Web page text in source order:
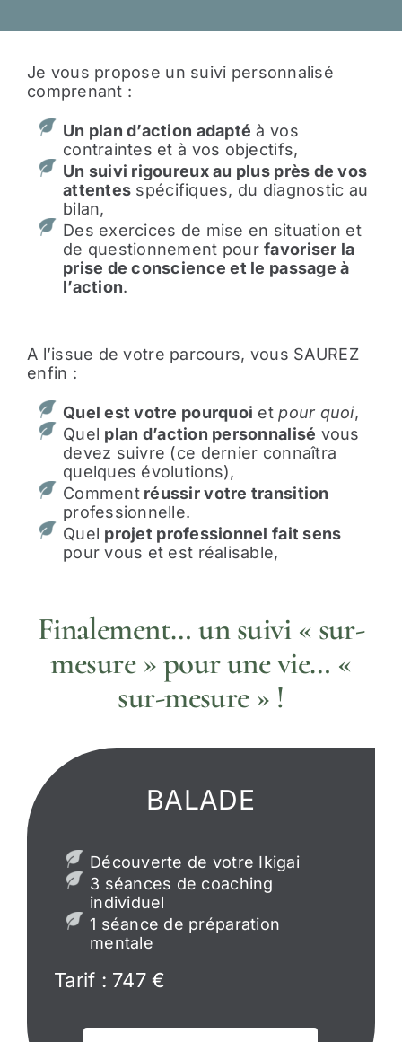
Je vous propose un suivi personnalisé
comprenant :
Un plan d’action adapté à vos
contraintes et à vos objectifs,
Un suivi rigoureux au plus près de vos
attentes spécifiques, du diagnostic au
bilan,
Des exercices de mise en situation et
de questionnement pourfavoriser la
prise de conscience et le passage à
l’action.
A l’issue de votre parcours, vous SAUREZ
enfin :
Quel est votre pourquoi etpour quoi,
Quel plan d’action personnalisé vous
devez suivre (ce dernier connaîtra
quelques évolutions),
Commentréussir votre transition
professionnelle.
Quel projet professionnel fait sens
pour vous et est réalisable,
Finalement… un suivi « sur-
mesure » pour une vie… «
sur-mesure » !
BALADE
Découverte de votre Ikigai
3 séances de coaching
individuel
1 séance de préparation
mentale
Tarif : 747 €